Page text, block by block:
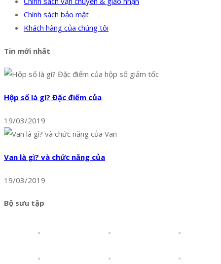
Chính sách bảo mật
Khách hàng của chúng tôi
Tin mới nhất
Hộp số là gì? Đặc điểm của
19/03/2019
Van là gì? và chức năng của
19/03/2019
Bộ sưu tập